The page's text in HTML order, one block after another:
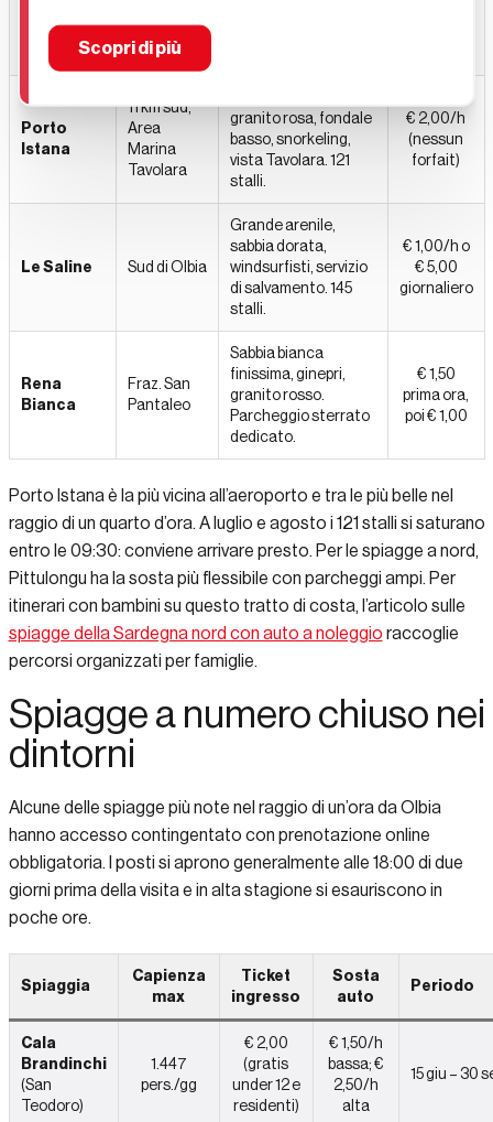
Golfo
Aranci
Porto
Istana
11 km sud,
Area
Marina
Tavolara
granito rosa, fondale
basso, snorkeling,
vista Tavolara. 121
stalli.
€ 2,00/h
(nessun
forfait)
Le Saline Sud di Olbia
Grande arenile,
sabbia dorata,
windsurfisti, servizio
di salvamento. 145
stalli.
€ 1,00/h o
€ 5,00
giornaliero
Rena
Bianca
Fraz. San
Pantaleo
Sabbia bianca
finissima, ginepri,
granito rosso.
Parcheggio sterrato
dedicato.
€ 1,50
prima ora,
poi € 1,00
Porto Istana è la più vicina all’aeroporto e tra le più belle nel
raggio di un quarto d’ora. A luglio e agosto i 121 stalli si saturano
entro le 09:30: conviene arrivare presto. Per le spiagge a nord,
Pittulongu ha la sosta più flessibile con parcheggi ampi. Per
itinerari con bambini su questo tratto di costa, l’articolo sulle
spiagge della Sardegna nord con auto a noleggio raccoglie
percorsi organizzati per famiglie.
Spiagge a numero chiuso nei
dintorni
Alcune delle spiagge più note nel raggio di un’ora da Olbia
hanno accesso contingentato con prenotazione online
obbligatoria. I posti si aprono generalmente alle 18:00 di due
giorni prima della visita e in alta stagione si esauriscono in
poche ore.
Spiaggia
Capienza
max
Ticket
ingresso
Sosta
auto
Periodo
Cala
Brandinchi
(San
Teodoro)
1.447
pers./gg
€ 2,00
(gratis
under 12 e
residenti)
€ 1,50/h
bassa; €
2,50/h
alta
15 giu – 30
Scopri di più